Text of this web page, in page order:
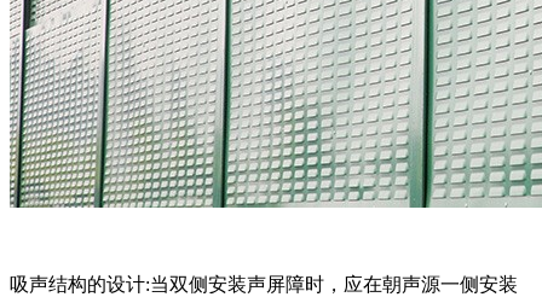
吸声结构的设计:当双侧安装声屏障时，应在朝声源一侧安装